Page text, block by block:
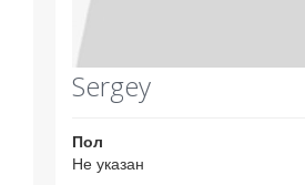
Sergey
Пол
Не указан